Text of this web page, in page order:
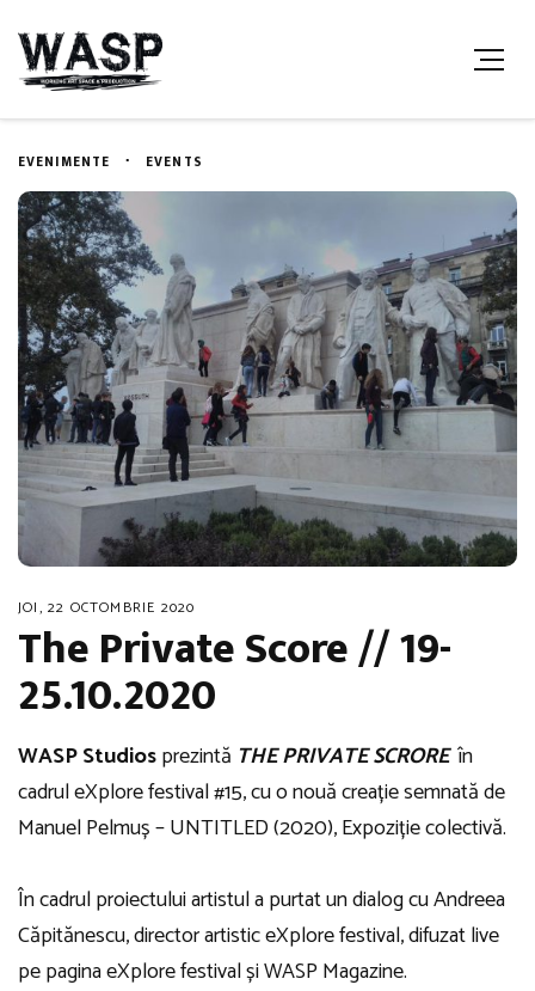
EVENIMENTE EVENTS
JOI, 22 OCTOMBRIE 2020
The Private Score // 19-
25.10.2020
WASP Studiosprezintă THE PRIVATE SCROREîn
cadrul eXplore festival #15, cu o nouă creație semnată de
Manuel Pelmuș – UNTITLED (2020), Expoziție colectivă.
În cadrul proiectului artistul a purtat un dialog cu Andreea
Căpitănescu, director artistic eXplore festival, difuzat live
pe pagina eXplore festival și WASP Magazine.